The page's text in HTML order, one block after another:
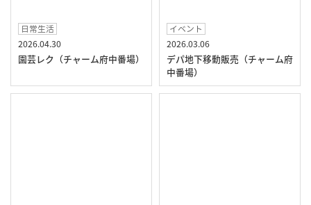
日常生活
2026.04.30
園芸レク（チャーム府中番場）
イベント
2026.03.06
デパ地下移動販売（チャーム府
中番場）